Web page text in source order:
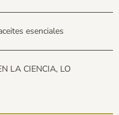
esenciales
LA CIENCIA, LO